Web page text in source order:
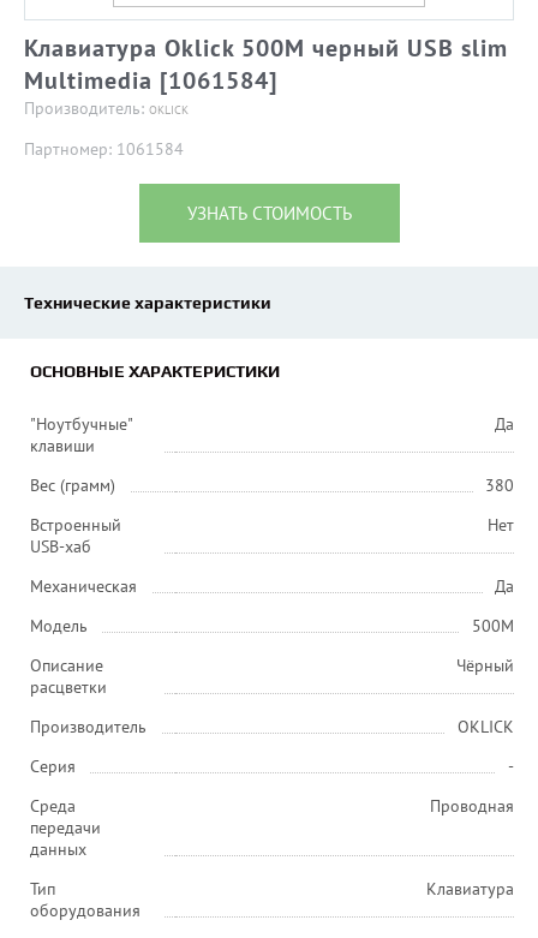
Клавиатура Oklick 500M черный USB slim
Multimedia [1061584]
Производитель: OKLICK
Партномер: 1061584
УЗНАТЬ СТОИМОСТЬ
Технические характеристики
ОСНОВНЫЕ ХАРАКТЕРИСТИКИ
"Ноутбучные"
клавиши
Да
Вес (грамм)
380
Встроенный
USB-хаб
Нет
Механическая
Да
Модель
500M
Описание
расцветки
Чёрный
Производитель
OKLICK
Серия
-
Среда
передачи
данных
Проводная
Тип
оборудования
Клавиатура